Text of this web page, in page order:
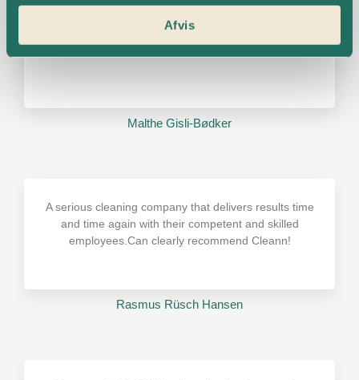
Afvis
seriøst, som leverer det aftalte stykke arbejde, og til
tiden! Det er vigtigt for vores forretning at vi kan stole
Malthe Gisli-Bødker​
A serious cleaning company that delivers results time
and time again with their competent and skilled
employees.Can clearly recommend Cleann!
Rasmus Rüsch Hansen